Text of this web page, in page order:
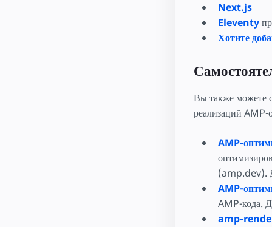
Next.js
Eleventy
Хотите
Вы также можете
реализаций
AMP-
(amp.dev).
AMP-
AMP-кода.
amp-